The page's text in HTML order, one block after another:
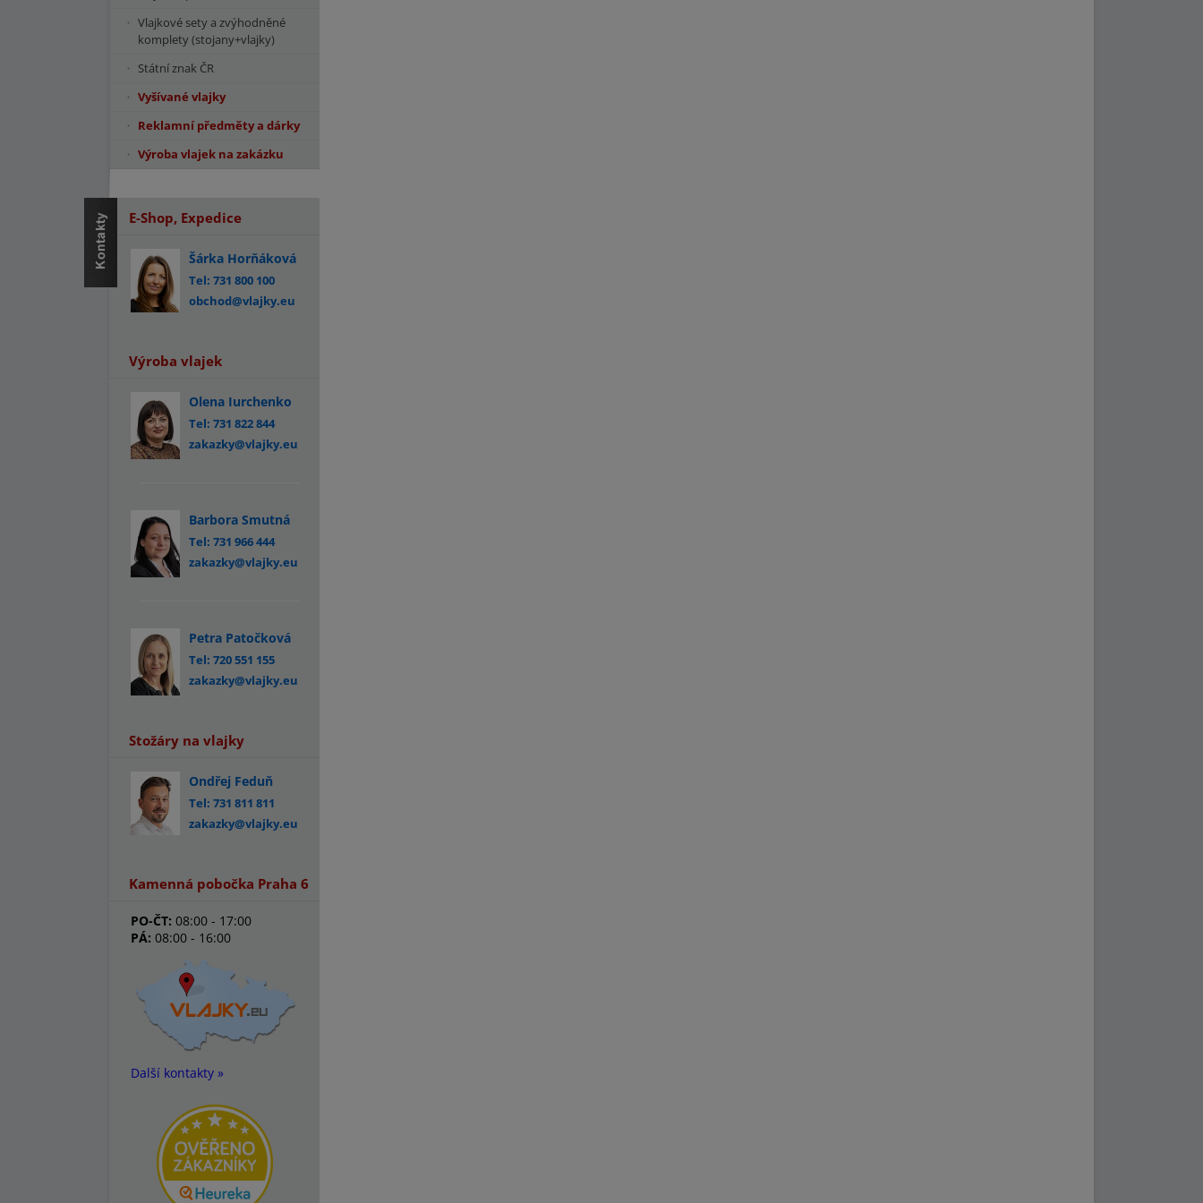
Vlajkové sety a zvýhodněné
komplety (stojany+vlajky)
Státní znak ČR
Vyšívané vlajky
Reklamní předměty a dárky
Výroba vlajek na zakázku
E-Shop, Expedice
Šárka Horňáková
Tel: 731 800 100
obchod@vlajky.eu
Výroba vlajek
Olena Iurchenko
Tel: 731 822 844
zakazky@vlajky.eu
Barbora Smutná
Tel: 731 966 444
zakazky@vlajky.eu
Petra Patočková
Tel: 720 551 155
zakazky@vlajky.eu
Stožáry na vlajky
Ondřej Feduň
Tel: 731 811 811
zakazky@vlajky.eu
Kamenná pobočka Praha 6
PO-ČT: 08:00 - 17:00
PÁ: 08:00 - 16:00
Další kontakty »